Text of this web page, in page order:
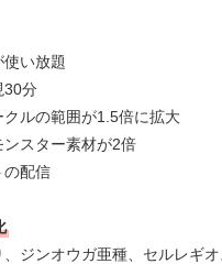
使い放題
30分
クルの範囲が1.5倍に拡大
ンスター素材が2倍
の配信
ジンオウガ亜種、セルレギ